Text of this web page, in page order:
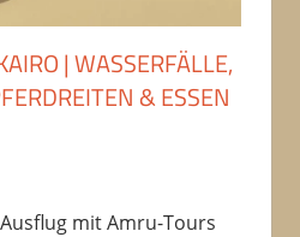
| WASSERFÄLLE,
& ESSEN
mit Amru-Tours